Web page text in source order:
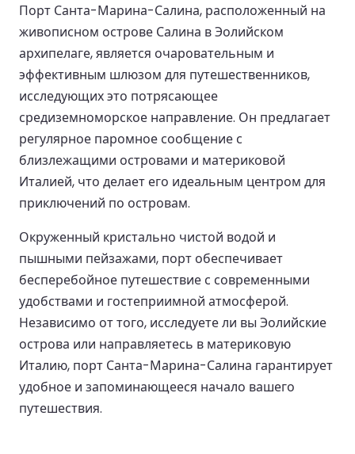
Порт Санта-Марина-Салина, расположенный на
живописном острове Салина в Эолийском
архипелаге, является очаровательным и
эффективным шлюзом для путешественников,
исследующих это потрясающее
средиземноморское направление. Он предлагает
регулярное паромное сообщение с
близлежащими островами и материковой
Италией, что делает его идеальным центром для
приключений по островам.
Окруженный кристально чистой водой и
пышными пейзажами, порт обеспечивает
бесперебойное путешествие с современными
удобствами и гостеприимной атмосферой.
Независимо от того, исследуете ли вы Эолийские
острова или направляетесь в материковую
Италию, порт Санта-Марина-Салина гарантирует
удобное и запоминающееся начало вашего
путешествия.